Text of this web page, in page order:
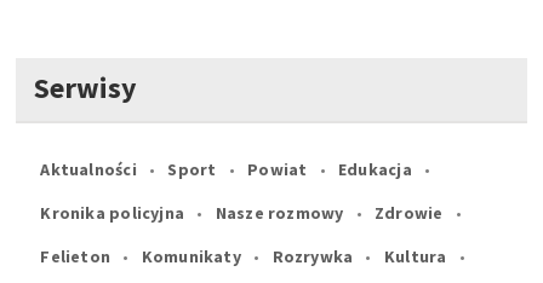
Serwisy
Aktualności Sport Powiat
Edukacja
Kronika policyjna
Nasze rozmowy
Zdrowie
Felieton
Komunikaty Rozrywka
Kultura